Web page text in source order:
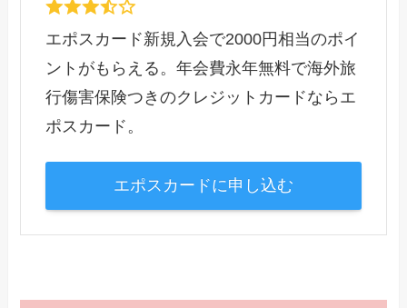
エポスカード新規入会で2000円相当のポイ
ントがもらえる。年会費永年無料で海外旅
行傷害保険つきのクレジットカードならエ
ポスカード。
エポスカードに申し込む